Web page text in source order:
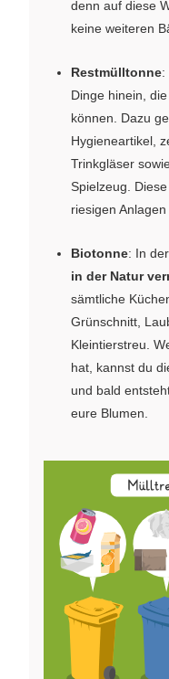
denn auf diese
keine weiteren
Restmülltonne:
Dinge hinein, die
können. Dazu
Hygieneartikel,
Trinkgläser
Spielzeug.
riesigen Anlagen
Biotonne: In
in der Natur
sämtliche
Grünschnitt,
Kleintierstreu.
hat, kannst du
und bald
eure Blumen.